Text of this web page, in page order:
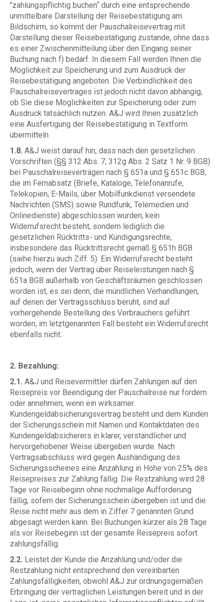
"zahlungspflichtig buchen“ durch eine entsprechende
unmittelbare Darstellung der Reisebestätigung am
Bildschirm, so kommt der Pauschalreisevertrag mit
Darstellung dieser Reisebestätigung zustande, ohne dass
es einer Zwischenmitteilung über den Eingang seiner
Buchung nach f) bedarf. In diesem Fall werden Ihnen die
Möglichkeit zur Speicherung und zum Ausdruck der
Reisebestätigung angeboten. Die Verbindlichkeit des
Pauschalreisevertrages ist jedoch nicht davon abhängig,
ob Sie diese Möglichkeiten zur Speicherung oder zum
Ausdruck tatsächlich nutzen. A&J wird Ihnen zusätzlich
eine Ausfertigung der Reisebestätigung in Textform
übermitteln
1.8. A&J weist darauf hin, dass nach den gesetzlichen
Vorschriften (§§ 312 Abs. 7, 312g Abs. 2 Satz 1 Nr. 9 BGB)
bei Pauschalreiseverträgen nach § 651a und § 651c BGB,
die im Fernabsatz (Briefe, Kataloge, Telefonanrufe,
Telekopien, E-Mails, über Mobilfunkdienst versendete
Nachrichten (SMS) sowie Rundfunk, Telemedien und
Onlinedienste) abgeschlossen wurden, kein
Widerrufsrecht besteht, sondern lediglich die
gesetzlichen Rücktritts- und Kündigungsrechte,
insbesondere das Rücktrittsrecht gemäß § 651h BGB
(siehe hierzu auch Ziff. 5). Ein Widerrufsrecht besteht
jedoch, wenn der Vertrag über Reiseleistungen nach §
651a BGB außerhalb von Geschäftsräumen geschlossen
worden ist, es sei denn, die mündlichen Verhandlungen,
auf denen der Vertragsschluss beruht, sind auf
vorhergehende Bestellung des Verbrauchers geführt
worden; im letztgenannten Fall besteht ein Widerrufsrecht
ebenfalls nicht.
2. Bezahlung:
2.1. A&J und Reisevermittler dürfen Zahlungen auf den
Reisepreis vor Beendigung der Pauschalreise nur fordern
oder annehmen, wenn ein wirksamer
Kundengeldabsicherungsvertrag besteht und dem Kunden
der Sicherungsschein mit Namen und Kontaktdaten des
Kundengeldabsicherers in klarer, verständlicher und
hervorgehobener Weise übergeben wurde. Nach
Vertragsabschluss wird gegen Aushändigung des
Sicherungsscheines eine Anzahlung in Höhe von 25% des
Reisepreises zur Zahlung fällig. Die Restzahlung wird 28
Tage vor Reisebeginn ohne nochmalige Aufforderung
fällig, sofern der Sicherungsschein übergeben ist und die
Reise nicht mehr aus dem in Ziffer 7 genannten Grund
abgesagt werden kann. Bei Buchungen kürzer als 28 Tage
als vor Reisebeginn ist der gesamte Reisepreis sofort
zahlungsfällig.
2.2. Leistet der Kunde die Anzahlung und/oder die
Restzahlung nicht entsprechend den vereinbarten
Zahlungsfälligkeiten, obwohl A&J zur ordnungsgemäßen
Erbringung der vertraglichen Leistungen bereit und in der